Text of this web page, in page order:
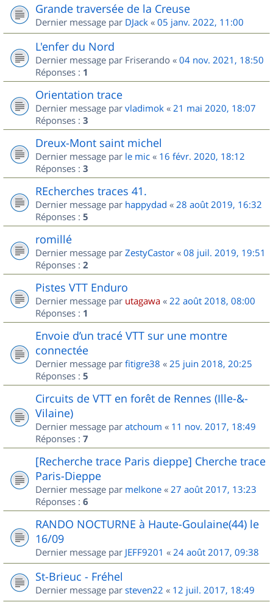
Grande traversée de la Creuse
Dernier message par DJack « 05 janv. 2022, 11:00
L'enfer du Nord
Dernier message par Friserando « 04 nov. 2021, 18:50
Réponses : 1
Orientation trace
Dernier message par vladimok « 21 mai 2020, 18:07
Réponses : 3
Dreux-Mont saint michel
Dernier message par le mic « 16 févr. 2020, 18:12
Réponses : 3
REcherches traces 41.
Dernier message par happydad « 28 août 2019, 16:32
Réponses : 5
romillé
Dernier message par ZestyCastor « 08 juil. 2019, 19:51
Réponses : 2
Pistes VTT Enduro
Dernier message par utagawa « 22 août 2018, 08:00
Réponses : 1
Envoie d’un tracé VTT sur une montre
connectée
Dernier message par fitigre38 « 25 juin 2018, 20:25
Réponses : 5
Circuits de VTT en forêt de Rennes (Ille-&-
Vilaine)
Dernier message par atchoum « 11 nov. 2017, 18:49
Réponses : 7
[Recherche trace Paris dieppe] Cherche trace
Paris-Dieppe
Dernier message par melkone « 27 août 2017, 13:23
Réponses : 6
RANDO NOCTURNE à Haute-Goulaine(44) le
16/09
Dernier message par JEFF9201 « 24 août 2017, 09:38
St-Brieuc - Fréhel
Dernier message par steven22 « 12 juil. 2017, 18:49